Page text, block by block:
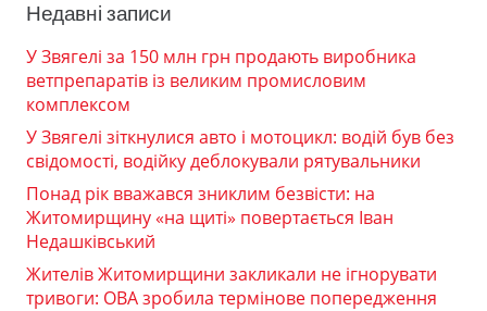
Недавні записи
У Звягелі за 150 млн грн продають виробника
ветпрепаратів із великим промисловим
комплексом
У Звягелі зіткнулися авто і мотоцикл: водій був без
свідомості, водійку деблокували рятувальники
Понад рік вважався зниклим безвісти: на
Житомирщину «на щиті» повертається Іван
Недашківський
Жителів Житомирщини закликали не ігнорувати
тривоги: ОВА зробила термінове попередження